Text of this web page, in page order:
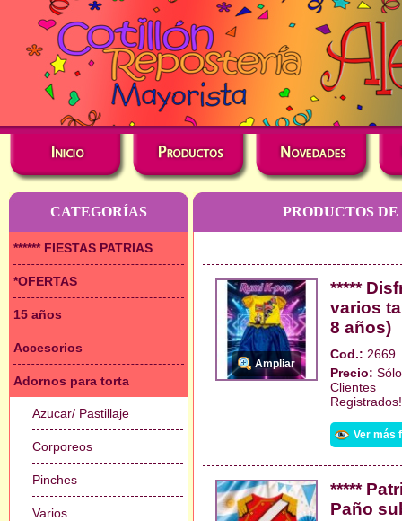
CATEGORÍAS
****** FIESTAS PATRIAS
*OFERTAS
15 años
Accesorios
Adornos para torta
Azucar/ Pastillaje
Corporeos
Pinches
Varios
PRODUCTOS
Ampliar
*****
varios
8 años)
Cod.: 2669
Precio:
Clientes
Registrados!
Ver más
*****
Paño